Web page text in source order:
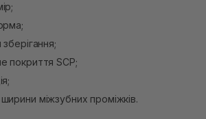
покриття SCP;
міжзубних проміжків.